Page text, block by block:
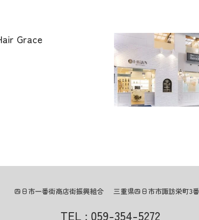
Grace
四日市一番街商店街振興組合 三重県四日市市諏訪栄町3
TEL : 059-354-5272